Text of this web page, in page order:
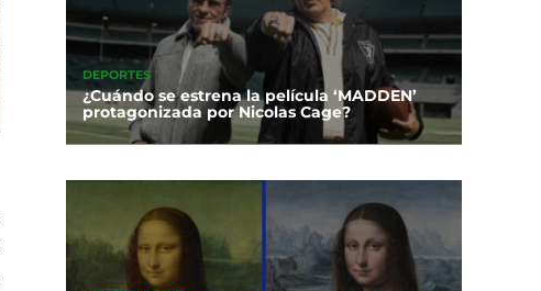
DEPORTES
¿Cuándo se estrena la película ‘MADDEN’
protagonizada por Nicolas Cage?